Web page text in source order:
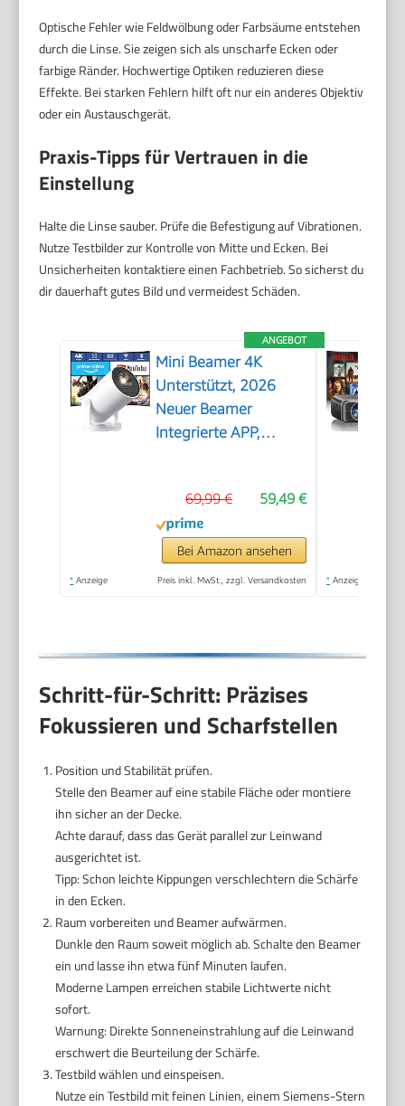
Optische Fehler wie Feldwölbung oder Farbsäume entstehen
durch die Linse. Sie zeigen sich als unscharfe Ecken oder
farbige Ränder. Hochwertige Optiken reduzieren diese
Effekte. Bei starken Fehlern hilft oft nur ein anderes Objektiv
oder ein Austauschgerät.
Praxis-Tipps für Vertrauen in die
Einstellung
Halte die Linse sauber. Prüfe die Befestigung auf Vibrationen.
Nutze Testbilder zur Kontrolle von Mitte und Ecken. Bei
Unsicherheiten kontaktiere einen Fachbetrieb. So sicherst du
dir dauerhaft gutes Bild und vermeidest Schäden.
ANGEBOT
Mini Beamer 4K
Unterstützt, 2026
Neuer Beamer
Integrierte APP,
Automatische
Trapezkorrektur, WiFi
6 und Bluetooth 5.4,
180° Dreh Projektor
59,49 €
69,99 €
Bei Amazon ansehen
* Anzeige Preis inkl. MwSt., zzgl. Versandkosten * Anzeige
Schritt-für-Schritt: Präzises
Fokussieren und Scharfstellen
Position und Stabilität prüfen.
Stelle den Beamer auf eine stabile Fläche oder montiere
ihn sicher an der Decke.
Achte darauf, dass das Gerät parallel zur Leinwand
ausgerichtet ist.
Tipp: Schon leichte Kippungen verschlechtern die Schärfe
in den Ecken.
Raum vorbereiten und Beamer aufwärmen.
Dunkle den Raum soweit möglich ab. Schalte den Beamer
ein und lasse ihn etwa fünf Minuten laufen.
Moderne Lampen erreichen stabile Lichtwerte nicht
sofort.
Warnung: Direkte Sonneneinstrahlung auf die Leinwand
erschwert die Beurteilung der Schärfe.
Testbild wählen und einspeisen.
Nutze ein Testbild mit feinen Linien, einem Siemens-Stern